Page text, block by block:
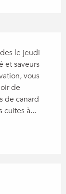
le jeudi
et saveurs
vous
de
de canard
cuites à...